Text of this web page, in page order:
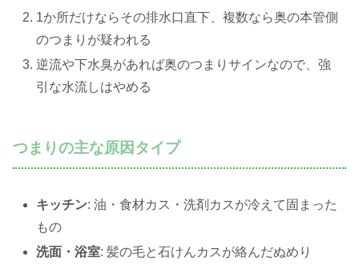
1か所だけならその排水口直下、複数なら奥の本管側
のつまりが疑われる
逆流や下水臭があれば奥のつまりサインなので、強
引な水流しはやめる
つまりの主な原因タイプ
キッチン: 油・食材カス・洗剤カスが冷えて固まった
もの
洗面・浴室: 髪の毛と石けんカスが絡んだぬめり